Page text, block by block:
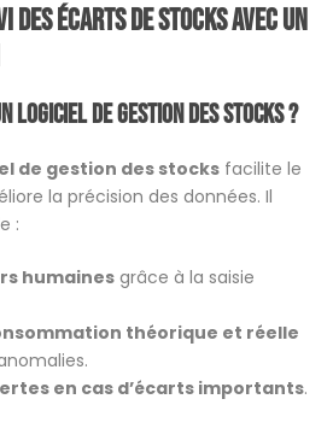
des écarts de stocks avec un
logiciel de gestion des stocks ?
de gestion des stocks facilite le
la précision des données. Il
:
humaines grâce à la saisie
théorique et réelle
en cas d’écarts importants.